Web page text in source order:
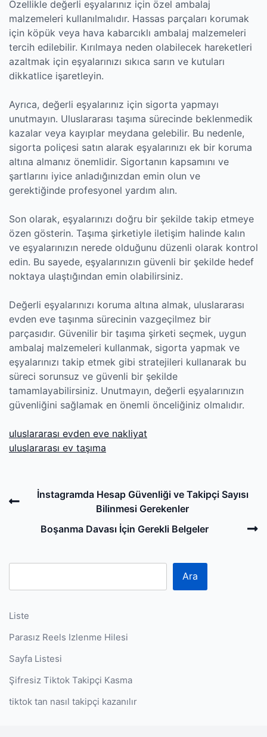
Özellikle değerli eşyalarınız için özel ambalaj
malzemeleri kullanılmalıdır. Hassas parçaları korumak
için köpük veya hava kabarcıklı ambalaj malzemeleri
tercih edilebilir. Kırılmaya neden olabilecek hareketleri
azaltmak için eşyalarınızı sıkıca sarın ve kutuları
dikkatlice işaretleyin.
Ayrıca, değerli eşyalarınız için sigorta yapmayı
unutmayın. Uluslararası taşıma sürecinde beklenmedik
kazalar veya kayıplar meydana gelebilir. Bu nedenle,
sigorta poliçesi satın alarak eşyalarınızı ek bir koruma
altına almanız önemlidir. Sigortanın kapsamını ve
şartlarını iyice anladığınızdan emin olun ve
gerektiğinde profesyonel yardım alın.
Son olarak, eşyalarınızı doğru bir şekilde takip etmeye
özen gösterin. Taşıma şirketiyle iletişim halinde kalın
ve eşyalarınızın nerede olduğunu düzenli olarak kontrol
edin. Bu sayede, eşyalarınızın güvenli bir şekilde hedef
noktaya ulaştığından emin olabilirsiniz.
Değerli eşyalarınızı koruma altına almak, uluslararası
evden eve taşınma sürecinin vazgeçilmez bir
parçasıdır. Güvenilir bir taşıma şirketi seçmek, uygun
ambalaj malzemeleri kullanmak, sigorta yapmak ve
eşyalarınızı takip etmek gibi stratejileri kullanarak bu
süreci sorunsuz ve güvenli bir şekilde
tamamlayabilirsiniz. Unutmayın, değerli eşyalarınızın
güvenliğini sağlamak en önemli önceliğiniz olmalıdır.
uluslararası evden eve nakliyat
uluslararası ev taşıma
Previousİnstagramda Hesap Güvenliği ve Takipçi Sayısı
Bilinmesi Gerekenler
Boşanma Davası İçin Gerekli Belgeler
Ara
Liste
Parasız Reels Izlenme Hilesi
Sayfa Listesi
Şifresiz Tiktok Takipçi Kasma
tiktok tan nasıl takipçi kazanılır